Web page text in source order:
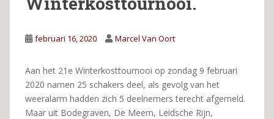
februari 16, 2020 Marcel Van Oort
Aan het 21e Winterkosttournooi op zondag 9 februari
2020 namen 25 schakers deel, als gevolg van het
weeralarm hadden zich 5 deelnemers terecht afgemeld.
Maar uit Bodegraven, De Meern, Leidsche Rijn,